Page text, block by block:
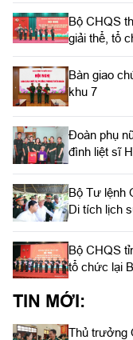
Bộ CHQS
giải thể, tổ
Bàn giao
khu 7
Đoàn phụ
đình liệt sĩ
Bộ Tư lệnh
Di tích lịch
Bộ CHQS
tổ chức lại
TIN MỚI:
Thủ trưởng